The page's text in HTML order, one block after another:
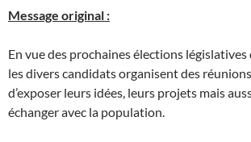
Message original :
En vue des prochaines élections
les divers candidats organisent des
d’exposer leurs idées, leurs projets mais
échanger avec la population.